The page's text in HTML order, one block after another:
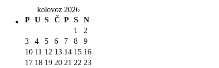
kolovoz 2026
P U S Č P S
N
1
2
3
4 5 6 7 8
9
10 11 12 13 14 15 16
17 18 19 20 21 22 23